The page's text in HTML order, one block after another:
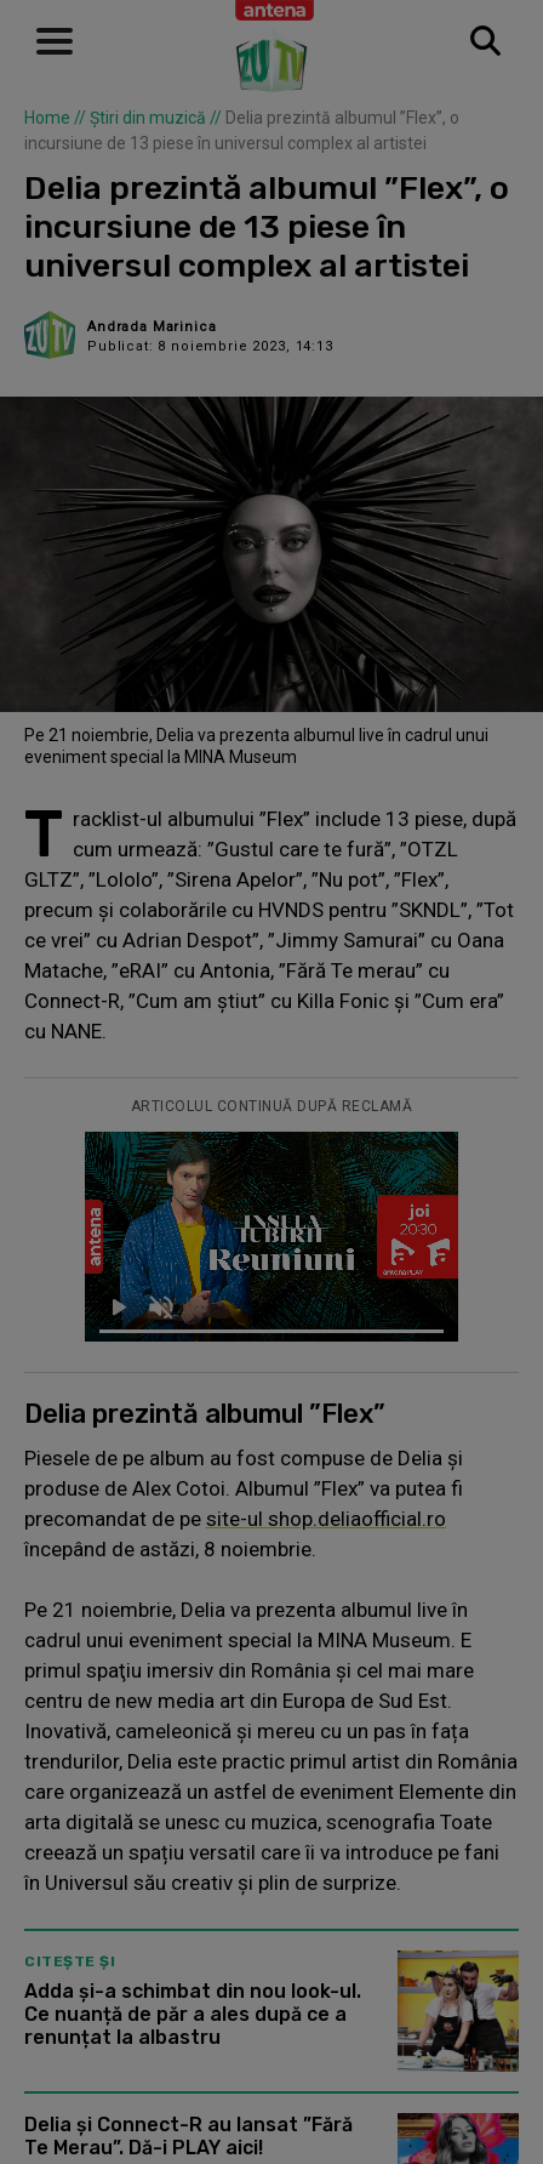
Home // Știri din muzică // Delia prezintă albumul ”Flex”, o
incursiune de 13 piese în universul complex al artistei
Delia prezintă albumul ”Flex”, o
incursiune de 13 piese în
universul complex al artistei
Andrada Marinica
Publicat: 8 noiembrie 2023, 14:13
Pe 21 noiembrie, Delia va prezenta albumul live în cadrul unui
eveniment special la MINA Museum
T racklist-ul albumului ”Flex” include 13 piese, după
cum urmează: ”Gustul care te fură”, ”OTZL
GLTZ”, ”Lololo”, ”Sirena Apelor”, ”Nu pot”, ”Flex”,
precum și colaborările cu HVNDS pentru ”SKNDL”, ”Tot
ce vrei” cu Adrian Despot”, ”Jimmy Samurai” cu Oana
Matache, ”eRAI” cu Antonia, ”Fără Te merau” cu
Connect-R, ”Cum am știut” cu Killa Fonic și ”Cum era”
cu NANE.
ARTICOLUL CONTINUĂ DUPĂ RECLAMĂ
Delia prezintă albumul ”Flex”
Piesele de pe album au fost compuse de Delia și
produse de Alex Cotoi. Albumul ”Flex” va putea fi
precomandat de pe site-ul shop.deliaofficial.ro
începând de astăzi, 8 noiembrie.
Pe 21 noiembrie, Delia va prezenta albumul live în
cadrul unui eveniment special la MINA Museum. E
primul spaţiu imersiv din România şi cel mai mare
centru de new media art din Europa de Sud Est.
Inovativă, cameleonică și mereu cu un pas în fața
trendurilor, Delia este practic primul artist din România
care organizează un astfel de eveniment Elemente din
arta digitală se unesc cu muzica, scenografia Toate
creează un spațiu versatil care îi va introduce pe fani
în Universul său creativ și plin de surprize.
CITEȘTE ȘI
Adda și-a schimbat din nou look-ul.
Ce nuanță de păr a ales după ce a
renunțat la albastru
Delia și Connect-R au lansat ”Fără
Te Merau”. Dă-i PLAY aici!